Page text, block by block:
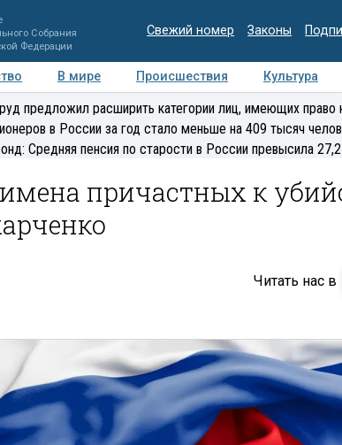
Собрания
Федерации
Свежий номер Законы
В мире Происшествия Культура
Регионы Медиацентр Интервью
предложил расширить категории лиц, имеющих право
в России за год стало меньше на 409 тысяч
Средняя пенсия по старости в России превысила
причастных к
Читать нас в